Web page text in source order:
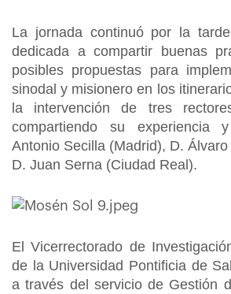
La jornada continuó por la
dedicada a compartir buenas
posibles propuestas para
sinodal y misionero en los
la intervención de tres
compartiendo su experiencia
Antonio Secilla (Madrid), D.
D. Juan Serna (Ciudad Real).
El Vicerrectorado de
de la Universidad Pontificia de
a través del servicio de Gestión